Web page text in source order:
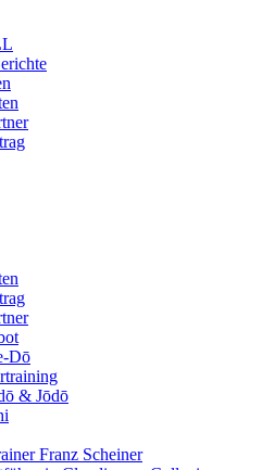
Dō
& Jōdō
Franz Scheiner